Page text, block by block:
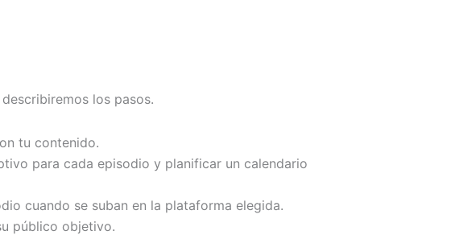
los pasos.
tu contenido.
para cada episodio y planificar un calendario
cuando se suban en la plataforma elegida.
público objetivo.